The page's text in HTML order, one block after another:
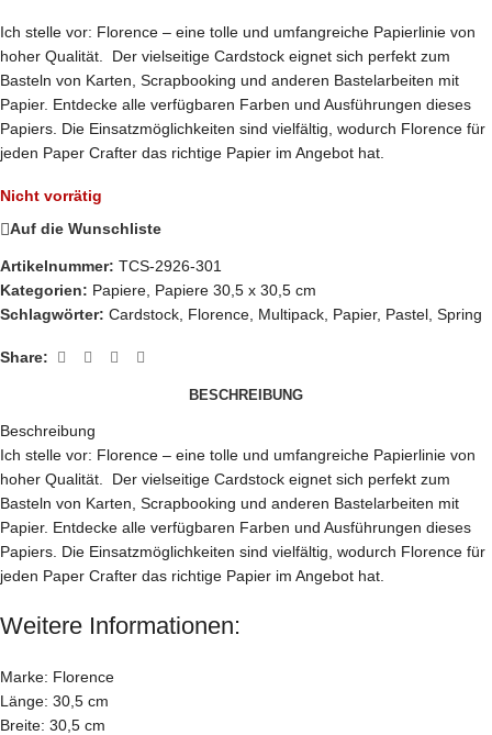
Ich stelle vor: Florence – eine tolle und umfangreiche Papierlinie von
hoher Qualität. Der vielseitige Cardstock eignet sich perfekt zum
Basteln von Karten, Scrapbooking und anderen Bastelarbeiten mit
Papier. Entdecke alle verfügbaren Farben und Ausführungen dieses
Papiers. Die Einsatzmöglichkeiten sind vielfältig, wodurch Florence für
jeden Paper Crafter das richtige Papier im Angebot hat.
Nicht vorrätig
Auf die Wunschliste
Artikelnummer: TCS-2926-301
Kategorien: Papiere Papiere 30,5 x 30,5 cm
Schlagwörter: Cardstock Florence Multipack Papier, Pastel Spring
Share:
BESCHREIBUNG
Beschreibung
Ich stelle vor: Florence – eine tolle und umfangreiche Papierlinie von
hoher Qualität. Der vielseitige Cardstock eignet sich perfekt zum
Basteln von Karten, Scrapbooking und anderen Bastelarbeiten mit
Papier. Entdecke alle verfügbaren Farben und Ausführungen dieses
Papiers. Die Einsatzmöglichkeiten sind vielfältig, wodurch Florence für
jeden Paper Crafter das richtige Papier im Angebot hat.
Weitere Informationen:
Marke: Florence
Länge: 30,5 cm
Breite: 30,5 cm